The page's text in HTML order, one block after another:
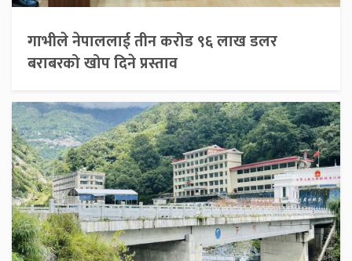
गाभीले नेपाललाई तीन करोड ९६ लाख डलर
बराबरको खोप दिने प्रस्ताव